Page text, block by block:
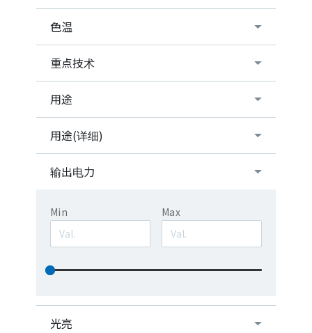
色温
重点技术
用途
用途(详细)
输出电力
Min Max
光亮